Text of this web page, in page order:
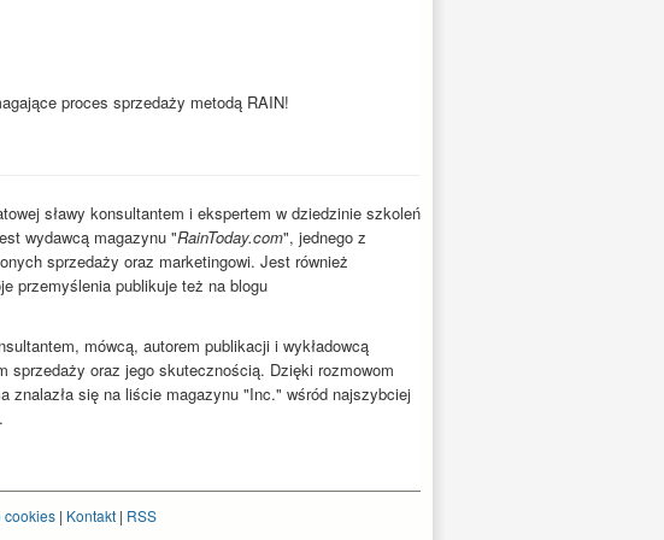
proces sprzedaży metodą RAIN!
sławy konsultantem i ekspertem w dziedzinie szkoleń
wydawcą magazynu "RainToday.com", jednego z
sprzedaży oraz marketingowi. Jest również
przemyślenia publikuje też na blogu
mówcą, autorem publikacji i wykładowcą
oraz jego skutecznością. Dzięki rozmowom
znalazła się na liście magazynu "Inc." wśród najszybciej
cookies| Kontakt| RSS